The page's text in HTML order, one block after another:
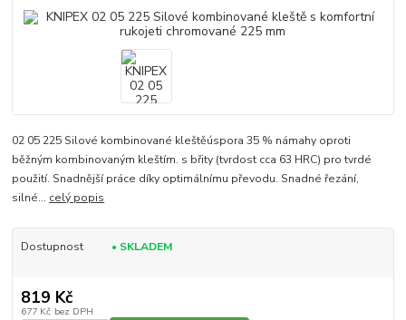
02 05 225 Silové kombinované kleštěúspora 35 % námahy oproti
běžným kombinovaným kleštím. s břity (tvrdost cca 63 HRC) pro tvrdé
použití. Snadnější práce díky optimálnímu převodu. Snadné řezání,
silné... celý popis
Dostupnost • SKLADEM
819 Kč
677 Kč bez DPH